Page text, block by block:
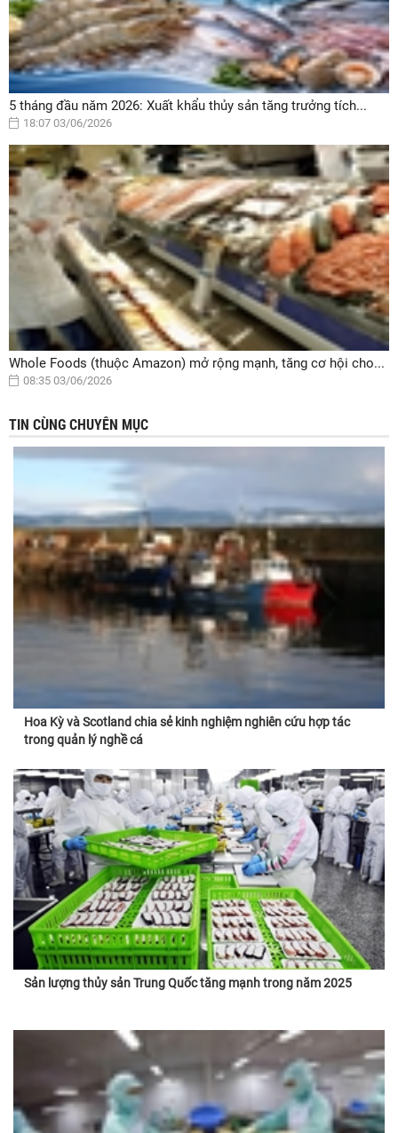
5 tháng đầu năm 2026: Xuất khẩu thủy sản tăng trưởng tích...
18:07 03/06/2026
Whole Foods (thuộc Amazon) mở rộng mạnh, tăng cơ hội cho...
08:35 03/06/2026
TIN CÙNG CHUYÊN MỤC
Hoa Kỳ và Scotland chia sẻ kinh nghiệm nghiên cứu hợp tác
trong quản lý nghề cá
Sản lượng thủy sản Trung Quốc tăng mạnh trong năm 2025